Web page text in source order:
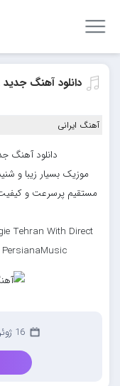
دانلود آهنگ جدید
آهنگ ایرانی
دانلود آهنگ
موزیک بسیار زیبا و
مستقیم پرسرعت و کیفیت
Tehran With Direct
16 ژوئن 2022